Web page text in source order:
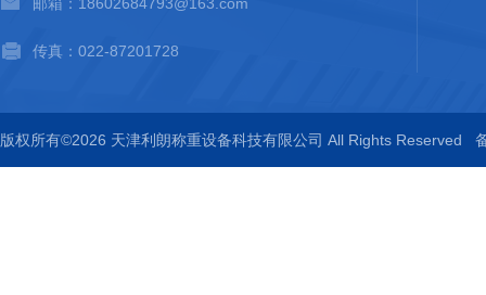
传真：022-87201728
版权所有©2026 天津利朗称重设备科技有限公司 All Rights Reserved